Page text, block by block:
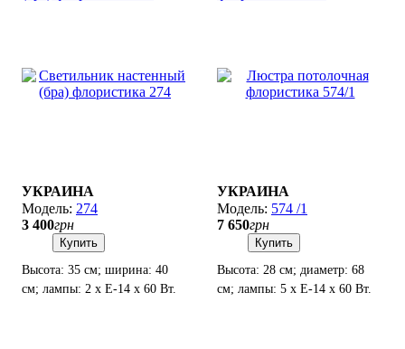
УКРАИНА
274
3 400грн
Купить
Высота: 35 см; ширина: 40
см; лампы: 2 х Е-14 х 60 Вт.
УКРАИНА
574 /1
7 650грн
Купить
Высота: 28 см; диаметр: 68
см; лампы: 5 х Е-14 х 60 Вт.